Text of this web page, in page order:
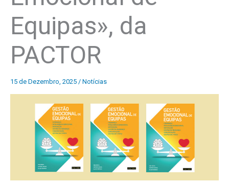
Equipas», da
PACTOR
15 de Dezembro, 2025 / Notícias